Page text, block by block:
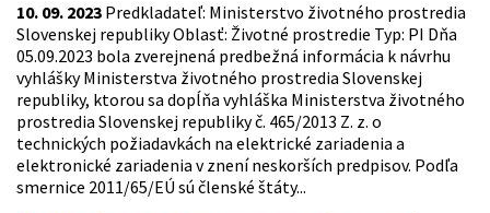
10. 09. 2023 Predkladateľ: Ministerstvo životného prostredia
Slovenskej republiky Oblasť: Životné prostredie Typ: PI Dňa
05.09.2023 bola zverejnená predbežná informácia k návrhu
vyhlášky Ministerstva životného prostredia Slovenskej
republiky, ktorou sa dopĺňa vyhláška Ministerstva životného
prostredia Slovenskej republiky č. 465/2013 Z. z. o
technických požiadavkách na elektrické zariadenia a
elektronické zariadenia v znení neskorších predpisov. Podľa
smernice 2011/65/EÚ sú členské štáty...